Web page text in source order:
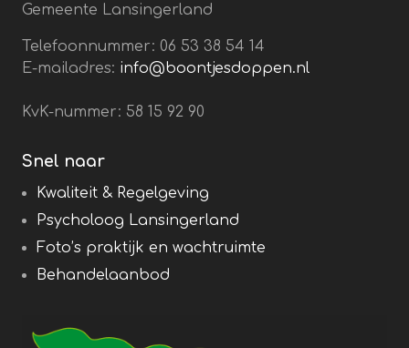
Gemeente Lansingerland
Telefoonnummer: 06 53 38 54 14
E-mailadres: info@boontjesdoppen.nl
KvK-nummer: 58 15 92 90
Snel naar
Kwaliteit & Regelgeving
Psycholoog Lansingerland
Foto’s praktijk en wachtruimte
Behandelaanbod